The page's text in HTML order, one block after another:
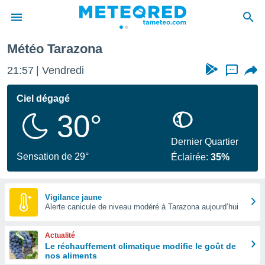
de
Météo Tarazona
21:57 Vendredi ...
Ciel dégagé
30°
Sensation de 29°
Dernier Quartier
Éclairée:35%
Vigilance jaune
Alerte canicule de niveau modéré à Tarazona aujourd’hui
Actualité
Le réchauffement climatique modifie le goût de
nos aliments